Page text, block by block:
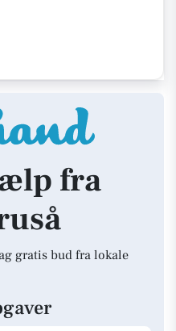
fra
gratis bud fra lokale